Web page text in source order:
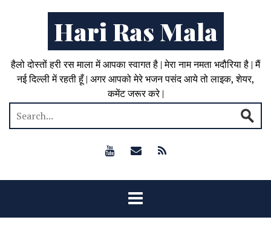
Hari Ras Mala
हैलो दोस्तों हरी रस माला में आपका स्वागत है | मेरा नाम नमता भदौरिया है | मैं
नई दिल्ली में रहती हूँ | अगर आपको मेरे भजन पसंद आये तो लाइक, शेयर,
कमेंट जरूर करे |